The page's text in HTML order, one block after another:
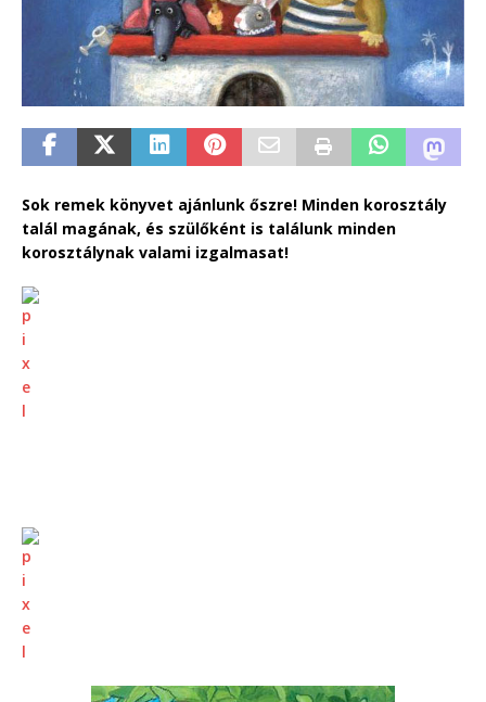
Sok remek könyvet ajánlunk őszre! Minden korosztály
talál magának, és szülőként is találunk minden
korosztálynak valami izgalmasat!